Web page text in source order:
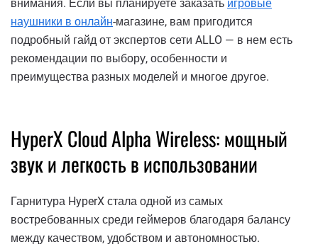
внимания. Если вы планируете заказать игровые
наушники в онлайн-магазине, вам пригодится
подробный гайд от экспертов сети ALLO — в нем есть
рекомендации по выбору, особенности и
преимущества разных моделей и многое другое.
HyperX Cloud Alpha Wireless: мощный
звук и легкость в использовании
Гарнитура HyperX стала одной из самых
востребованных среди геймеров благодаря балансу
между качеством, удобством и автономностью.